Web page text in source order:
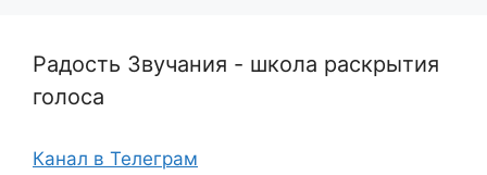
Радость Звучания - школа раскрытия
голоса
Канал в Телеграм